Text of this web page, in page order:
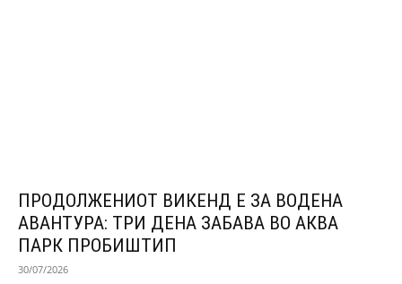
ПРОДОЛЖЕНИОТ ВИКЕНД Е ЗА ВОДЕНА
АВАНТУРА: ТРИ ДЕНА ЗАБАВА ВО АКВА
ПАРК ПРОБИШТИП
30/07/2026